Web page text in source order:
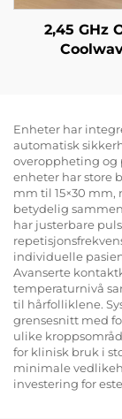
2,45 GHz
ansiktet til
Enheter har
automatisk
overoppheting og
enheter har store
mm til 15×30
betydelig
har justerbare
individuelle
Avanserte
temperaturnivå
til hårfolliklene.
grensesnitt med
ulike
for klinisk bruk i
minimale
investering for